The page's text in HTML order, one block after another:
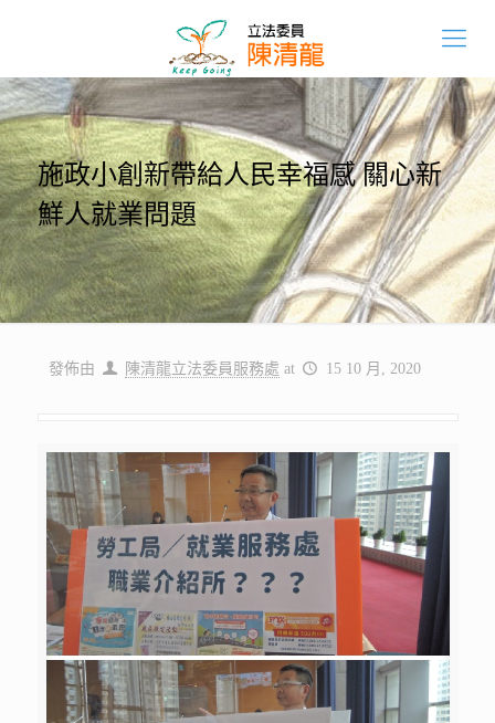
施政小創新帶給人民幸福感 關心新
鮮人就業問題
發佈由 陳清龍立法委員服務處 at 15 10 月, 2020